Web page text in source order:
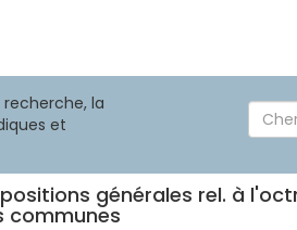
la
et
générales rel. à
communes